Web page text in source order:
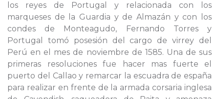
los reyes de Portugal y relacionada con los
marqueses de la Guardia y de Almazán y con los
condes de Monteagudo, Fernando Torres y
Portugal tomó posesión del cargo de virrey del
Perú en el mes de noviembre de 1585. Una de sus
primeras resoluciones fue hacer mas fuerte el
puerto del Callao y remarcar la escuadra de españa
para realizar en frente de la armada corsaria inglesa